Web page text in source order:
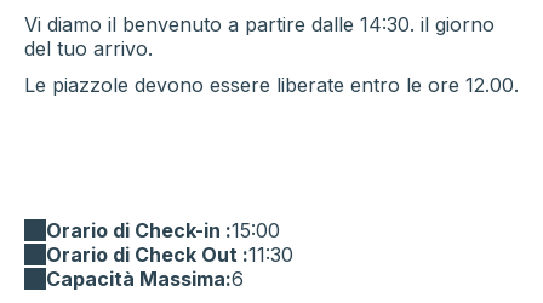
Vi diamo il benvenuto a partire dalle 14:30. il giorno
del tuo arrivo.
Le piazzole devono essere liberate entro le ore 12.00.
Orario di Check-in :15:00
Orario di Check Out :11:30
Capacità Massima:6